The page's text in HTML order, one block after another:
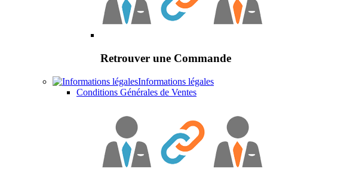
Retrouver une Commande
Informations légales
Conditions Générales de Ventes